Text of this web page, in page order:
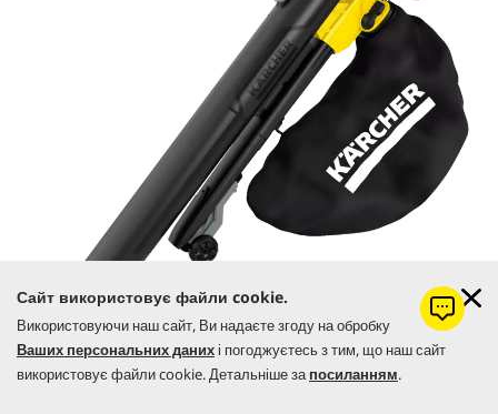
Сайт використовує файли cookie.
Використовуючи наш сайт, Ви надаєте згоду на обробку
Ваших персональних данихі погоджуєтесь з тим, що наш сайт
використовує файли cookie. Детальніше запосиланням.
BLV 36-240 Battery
Листя, трава, зрізані дрібні гілки живоплоту: у них немає шансів
перед повітродувкою-пилососом BLV 36-240 з живленням від